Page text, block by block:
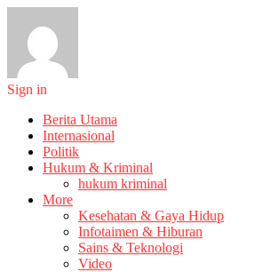
Sign in
Berita Utama
Internasional
Politik
Hukum & Kriminal
hukum kriminal
More
Kesehatan & Gaya Hidup
Infotaimen & Hiburan
Sains & Teknologi
Video